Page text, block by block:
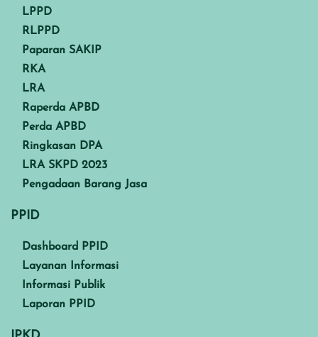
LPPD
RLPPD
Paparan SAKIP
RKA
LRA
Raperda APBD
Perda APBD
Ringkasan DPA
LRA SKPD 2023
Pengadaan Barang Jasa
PPID
Dashboard PPID
Layanan Informasi
Informasi Publik
Laporan PPID